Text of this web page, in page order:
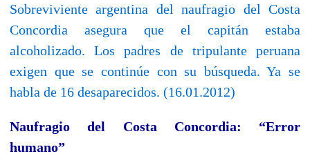
Sobreviviente argentina del naufragio del Costa
Concordia asegura que el capitán estaba
alcoholizado. Los padres de tripulante peruana
exigen que se continúe con su búsqueda. Ya se
habla de 16 desaparecidos. (16.01.2012)
Naufragio del Costa Concordia: “Error
humano”